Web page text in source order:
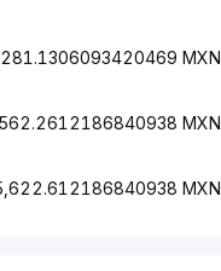
281.1306093420469 MXN
562.2612186840938 MXN
MXN